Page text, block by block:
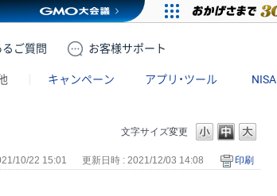
ご質問 お客様サポート
キャンペーン アプリ・ツール NISA
文字サイズ変更
10/22 15:01 更新日時 : 2021/12/03 14:08 印刷